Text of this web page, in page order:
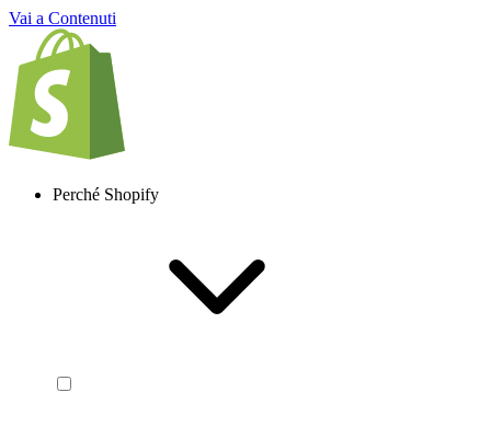
Vai a Contenuti
Perché Shopify